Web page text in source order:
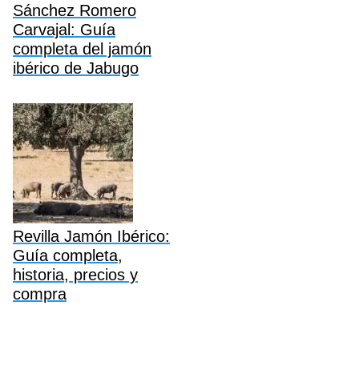
Sánchez Romero
Carvajal: Guía
completa del jamón
ibérico de Jabugo
Revilla Jamón Ibérico:
Guía completa,
historia, precios y
compra